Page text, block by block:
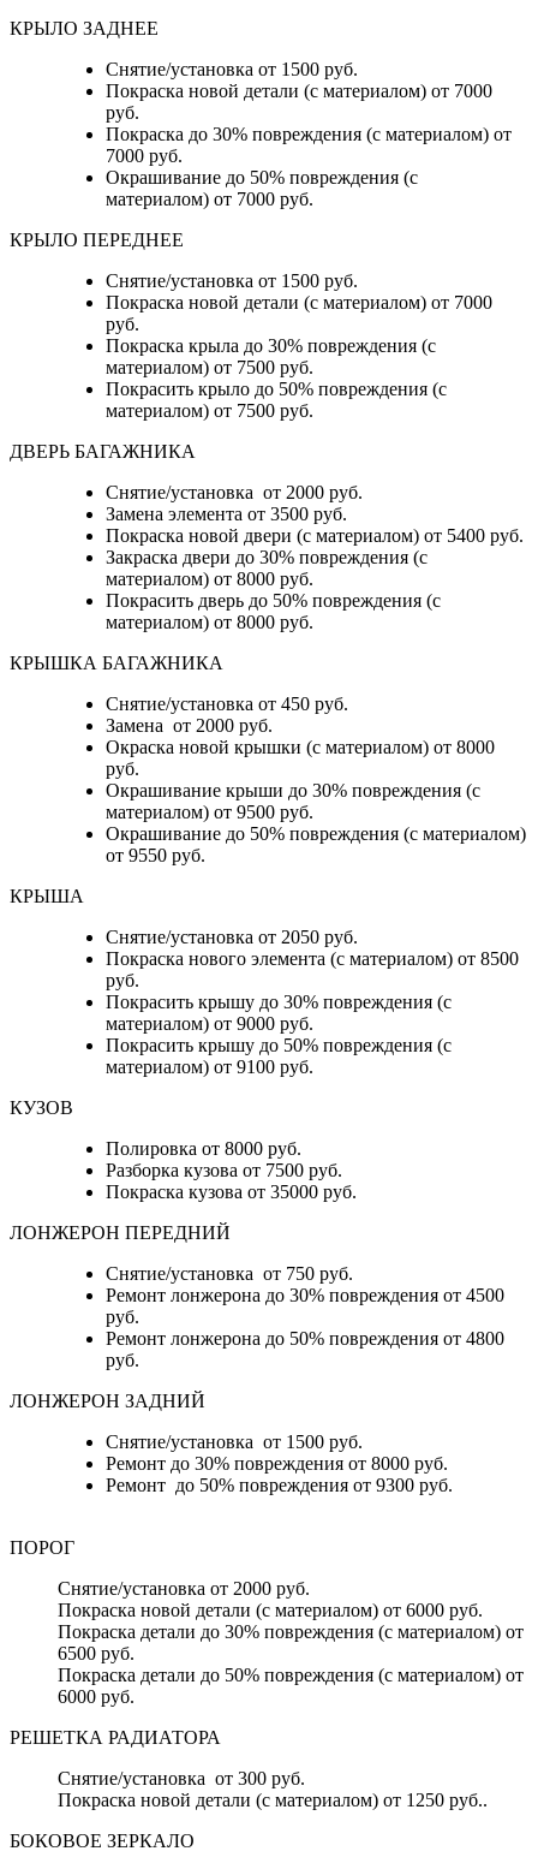
КРЫЛО ЗАДНЕЕ
Снятие/установка от 1500 руб.
Покраска новой детали (с материалом) от 7000
руб.
Покраска до 30% повреждения (с материалом) от
7000 руб.
Окрашивание до 50% повреждения (с
материалом) от 7000 руб.
КРЫЛО ПЕРЕДНЕЕ
Снятие/установка от 1500 руб.
Покраска новой детали (с материалом) от 7000
руб.
Покраска крыла до 30% повреждения (с
материалом) от 7500 руб.
Покрасить крыло до 50% повреждения (с
материалом) от 7500 руб.
ДВЕРЬ БАГАЖНИКА
Снятие/установка от 2000 руб.
Замена элемента от 3500 руб.
Покраска новой двери (с материалом) от 5400 руб.
Закраска двери до 30% повреждения (с
материалом) от 8000 руб.
Покрасить дверь до 50% повреждения (с
материалом) от 8000 руб.
КРЫШКА БАГАЖНИКА
Снятие/установка от 450 руб.
Замена от 2000 руб.
Окраска новой крышки (с материалом) от 8000
руб.
Окрашивание крыши до 30% повреждения (с
материалом) от 9500 руб.
Окрашивание до 50% повреждения (с материалом)
от 9550 руб.
КРЫША
Снятие/установка от 2050 руб.
Покраска нового элемента (с материалом) от 8500
руб.
Покрасить крышу до 30% повреждения (с
материалом) от 9000 руб.
Покрасить крышу до 50% повреждения (с
материалом) от 9100 руб.
КУЗОВ
Полировка от 8000 руб.
Разборка кузова от 7500 руб.
Покраска кузова от 35000 руб.
ЛОНЖЕРОН ПЕРЕДНИЙ
Снятие/установка от 750 руб.
Ремонт лонжерона до 30% повреждения от 4500
руб.
Ремонт лонжерона до 50% повреждения от 4800
руб.
ЛОНЖЕРОН ЗАДНИЙ
Снятие/установка от 1500 руб.
Ремонт до 30% повреждения от 8000 руб.
Ремонт до 50% повреждения от 9300 руб.
ПОРОГ
Снятие/установка от 2000 руб.
Покраска новой детали (с материалом) от 6000 руб.
Покраска детали до 30% повреждения (с материалом) от
6500 руб.
Покраска детали до 50% повреждения (с материалом) от
6000 руб.
РЕШЕТКА РАДИАТОРА
Снятие/установка от 300 руб.
Покраска новой детали (с материалом) от 1250 руб..
БОКОВОЕ ЗЕРКАЛО